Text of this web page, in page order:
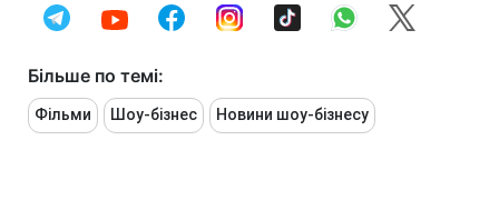
Більше по темі:
Фільми Шоу-бізнес Новини шоу-бізнесу